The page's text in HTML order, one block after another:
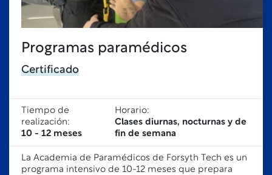
Programas paramédicos
Certificado
Tiempo de
realización:
10 - 12 meses
Horario:
Clases diurnas, nocturnas y de
fin de semana
La Academia de Paramédicos de Forsyth Tech es un
programa intensivo de 10-12 meses que prepara